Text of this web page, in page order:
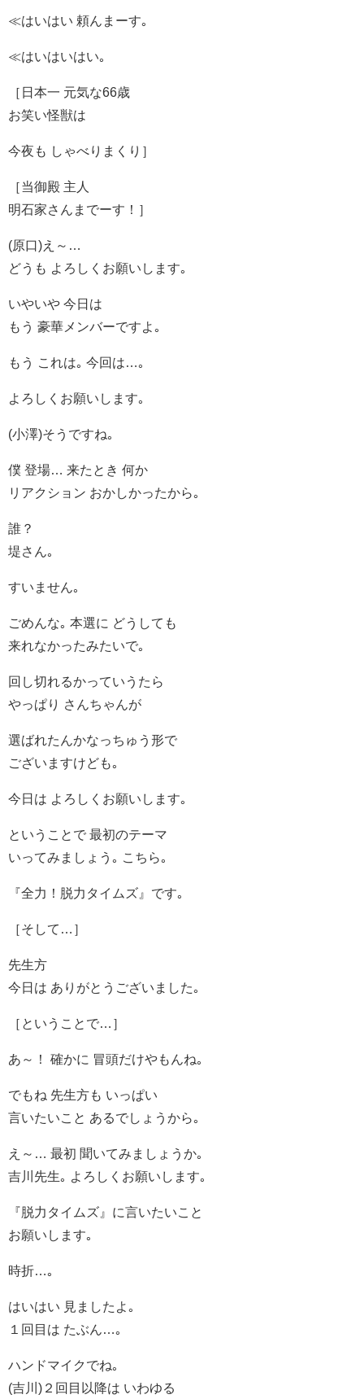
≪はいはい 頼んまーす｡
≪はいはいはい｡
［日本一 元気な66歳
お笑い怪獣は
今夜も しゃべりまくり］
［当御殿 主人
明石家さんまでーす！］
(原口)え～…
どうも よろしくお願いします｡
いやいや 今日は
もう 豪華メンバーですよ｡
もう これは｡ 今回は…｡
よろしくお願いします｡
(小澤)そうですね｡
僕 登場… 来たとき 何か
リアクション おかしかったから｡
誰？
堤さん｡
すいません｡
ごめんな｡ 本選に どうしても
来れなかったみたいで｡
回し切れるかっていうたら
やっぱり さんちゃんが
選ばれたんかなっちゅう形で
ございますけども｡
今日は よろしくお願いします｡
ということで 最初のテーマ
いってみましょう｡ こちら｡
『全力！脱力タイムズ』です｡
［そして…］
先生方
今日は ありがとうございました｡
［ということで…］
あ～！ 確かに 冒頭だけやもんね｡
でもね 先生方も いっぱい
言いたいこと あるでしょうから｡
え～… 最初 聞いてみましょうか｡
吉川先生｡ よろしくお願いします｡
『脱力タイムズ』に言いたいこと
お願いします｡
時折…｡
はいはい 見ましたよ｡
１回目は たぶん…｡
ハンドマイクでね｡
(吉川)２回目以降は いわゆる